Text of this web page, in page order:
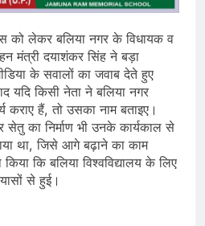
को लेकर बलिया नगर के विधायक व
मंत्री दयाशंकर सिंह ने बड़ा
के सवालों का जवाब देते हुए
यदि किसी नेता ने बलिया नगर
कराए हैं, तो उसका नाम बताइए।
सेतु का निर्माण भी उनके कार्यकाल से
था, जिसे आगे बढ़ाने का काम
कि बलिया विश्वविद्यालय के लिए
से हुई।